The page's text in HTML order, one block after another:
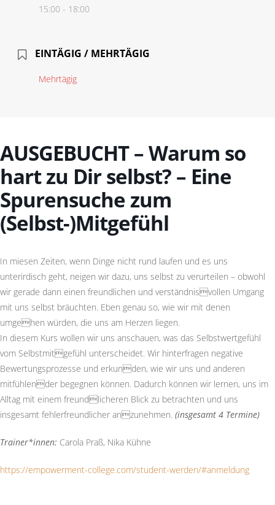
15:00 - 18:00
EINTÄGIG / MEHRTÄGIG
Mehrtägig
AUSGEBUCHT– Warum so
hart zu Dir selbst? – Eine
Spurensuche zum
(Selbst-)Mitgefühl
In miesen Zeiten, wenn Dinge nicht rund laufen und es uns
unterirdisch geht, neigen wir dazu, uns selbst zu verurteilen – obwohl
wir gerade dann einen freundlichen und verständnisvollen Umgang
mit uns selbst bräuchten. Eben genau so, wie wir mit denen
umgehen würden, die uns am Herzen liegen.
In diesem Kurs wollen wir uns anschauen, was das Selbstwertgefühl
vom Selbstmitgefühl unterscheidet. Wir hinterfragen negative
Bewertungsprozesse und erkunden, wie wir uns und anderen
mitfühlender begegnen können. Dadurch können wir lernen, uns im
Alltag mit einem freundlicheren Blick zu betrachten und uns
insgesamt fehlerfreundlicher anzunehmen. (insgesamt 4 Termine)
Trainer*innen: Carola Praß, Nika Kühne
https://empowerment-college.com/student-werden/#anmeldung